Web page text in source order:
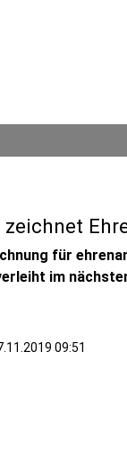
für
im
09:51